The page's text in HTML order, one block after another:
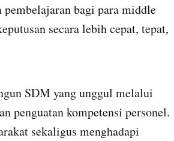
bagi para middle
secara lebih cepat, tepat,
SDM yang unggul melalui
penguatan kompetensi personel.
sekaligus menghadapi